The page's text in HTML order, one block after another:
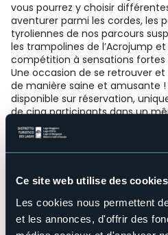
Ce site web utilise des
Les cookies nous permettent
et les annonces, d'offrir des
vous pourrez y choisir
aventurer parmi les cordes, les
tyroliennes de nos parcours
les trampolines de l’Acrojump
compétition à sensations fortes
Une occasion de se retrouver
de manière saine et amusante !
disponible sur réservation,
de cinq participants dans un
somme de groupes différents.
2h30 et se compose de trois
l'ordre, les parcours suspendus,
également de jouer au paintball,
de beach-volley, nager dans la
de toboggans. Vous y
fauconnerie.